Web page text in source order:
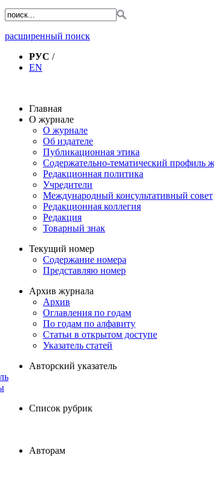
расширенный поиск
РУС /
EN
Главная
О журнале
О журнале
Об издателе
Публикационная этика
Содержательно-тематический профиль
Редакционная политика
Учредители
Международный консультативный совет
Редакционная коллегия
Редакция
Товарный знак
Текущий номер
Содержание номера
Представляю номер
Архив журнала
Архив
Оглавления по годам
По годам по алфавиту
Статьи в открытом доступе
Указатель статей
Авторский указатель
Список рубрик
Авторам